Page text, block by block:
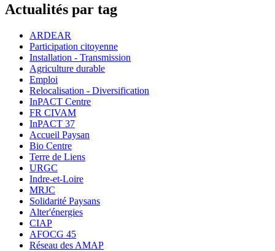
Actualités par tag
ARDEAR
Participation citoyenne
Installation - Transmission
Agriculture durable
Emploi
Relocalisation - Diversification
InPACT Centre
FR CIVAM
InPACT 37
Accueil Paysan
Bio Centre
Terre de Liens
URGC
Indre-et-Loire
MRJC
Solidarité Paysans
Alter'énergies
CIAP
AFOCG 45
Réseau des AMAP